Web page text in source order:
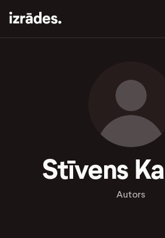
Stīvens
Autors